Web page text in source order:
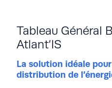
Tableau Général
Atlant’IS
La solution idéale
distribution de